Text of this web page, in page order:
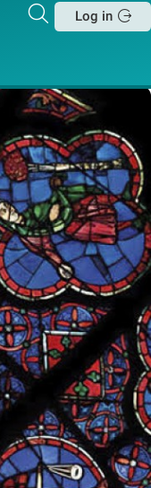
Zoeken
Log in